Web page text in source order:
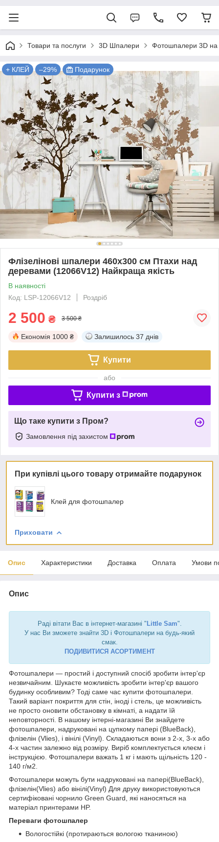
Товари та послуги 3D Шпалери Фотошпалери 3D на
+ КЛЕЙ –29% Подарунок
Флізелінові шпалери 460x300 см Птахи над
деревами (12066V12) Найкраща якість
В наявності
Код: LSP-12066V12
Роздріб
2 500 ₴ 3 500 ₴
Економія 1000 ₴ Залишилось 37 днів
Купити
або
Купити з
Що таке купити з Пром?
Замовлення під захистом
При купівлі цього товару отримайте подарунок
Клей для фотошпалер
Приховати
Опис Характеристики Доставка Оплата Умови
Опис
Раді вітати Вас в інтернет-магазині " Little Sam".
У нас Ви зможете знайти 3D і Фотошпалери на будь-який
смак.
ПОДИВИТИСЯ АСОРТИМЕНТ
Фотошпалери — простий і доступний спосіб зробити інтер'єр
незвичайним. Шукаєте можливість зробити інтер'єр вашого
будинку особливим? Тоді саме час купити фотошпалери.
Такий варіант покриття для стін, іноді і стель, це можливість
не просто оновити обстановку в кімнаті, а надати їй
неповторності. В нашому інтерні-магазині Ви знайдете
фотошпалери, надруковані на цупкому папері (BlueBack),
флізелін (Vlies), і вінілі (Vinyl). Складаються вони з 2-х, 3-х або
4-х частин залежно від розміру. Виріб комплектується клеєм і
інструкцією. Фотошпалери важать 1 кг і мають щільність 120 -
140 г/м2.
Фотошпалери можуть бути надруковані на папері(BlueBack),
флізелін(Vlies) або вінілі(Vinyl) Для друку використовуються
сертифіковані чорнило Green Guard, які наносяться на
матеріал принтерами HP.
Переваги фотошпалер
Вологостійкі (протираються вологою тканиною)